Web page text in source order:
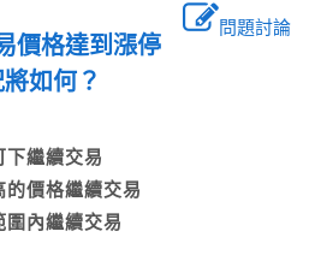
問題討論
價格達到漲停
將如何？
下繼續交易
的價格繼續交易
內繼續交易